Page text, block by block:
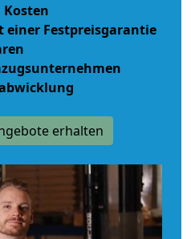
Kosten
einer Festpreisgarantie
erhalten